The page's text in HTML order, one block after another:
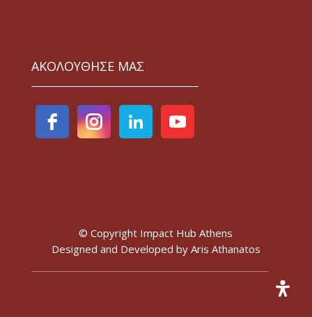
ΑΚΟΛΟΥΘΗΣΕ ΜΑΣ
© Copyright Impact Hub Athens
Designed and Developed by Aris Athanatos